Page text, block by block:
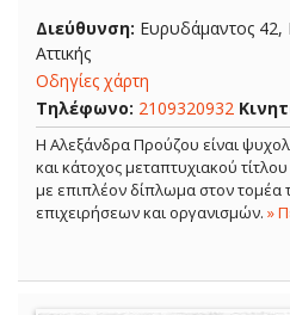
Διεύθυνση: Ευρυδάμαντος
Αττικής
Οδηγίες χάρτη
Τηλέφωνο: 2109320932
Η Αλεξάνδρα Προύζου είναι
και κάτοχος μεταπτυχιακού
με επιπλέον δίπλωμα στον τομέα
επιχειρήσεων και οργανισμών. »